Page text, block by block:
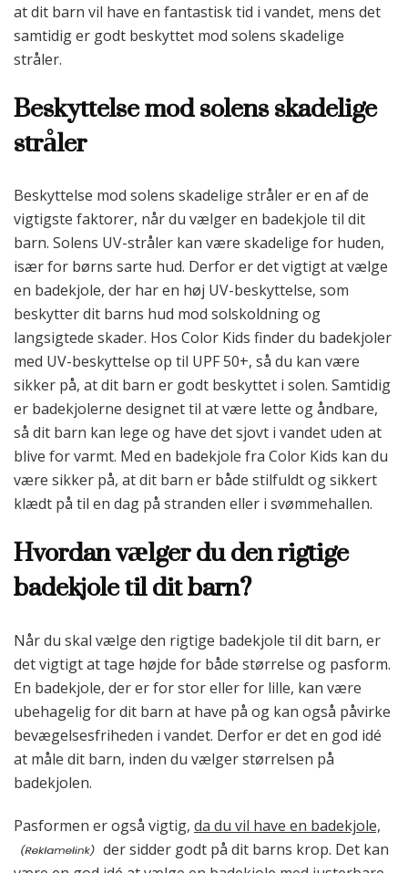
at dit barn vil have en fantastisk tid i vandet, mens det
samtidig er godt beskyttet mod solens skadelige
stråler.
Beskyttelse mod solens skadelige
stråler
Beskyttelse mod solens skadelige stråler er en af de
vigtigste faktorer, når du vælger en badekjole til dit
barn. Solens UV-stråler kan være skadelige for huden,
især for børns sarte hud. Derfor er det vigtigt at vælge
en badekjole, der har en høj UV-beskyttelse, som
beskytter dit barns hud mod solskoldning og
langsigtede skader. Hos Color Kids finder du badekjoler
med UV-beskyttelse op til UPF 50+, så du kan være
sikker på, at dit barn er godt beskyttet i solen. Samtidig
er badekjolerne designet til at være lette og åndbare,
så dit barn kan lege og have det sjovt i vandet uden at
blive for varmt. Med en badekjole fra Color Kids kan du
være sikker på, at dit barn er både stilfuldt og sikkert
klædt på til en dag på stranden eller i svømmehallen.
Hvordan vælger du den rigtige
badekjole til dit barn?
Når du skal vælge den rigtige badekjole til dit barn, er
det vigtigt at tage højde for både størrelse og pasform.
En badekjole, der er for stor eller for lille, kan være
ubehagelig for dit barn at have på og kan også påvirke
bevægelsesfriheden i vandet. Derfor er det en god idé
at måle dit barn, inden du vælger størrelsen på
badekjolen.
Pasformen er også vigtig, da du vil have en badekjole,
der sidder godt på dit barns krop. Det kan